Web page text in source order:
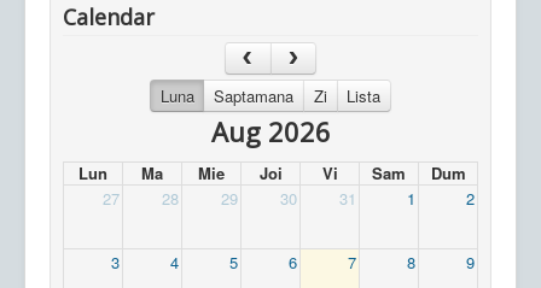
Calendar
Luna Saptamana Zi Lista
Aug 2026
Lun Ma Mie Joi Vi Sam
Dum
27
28 29 30 31 1 2
3 4 5 6 7 8 9